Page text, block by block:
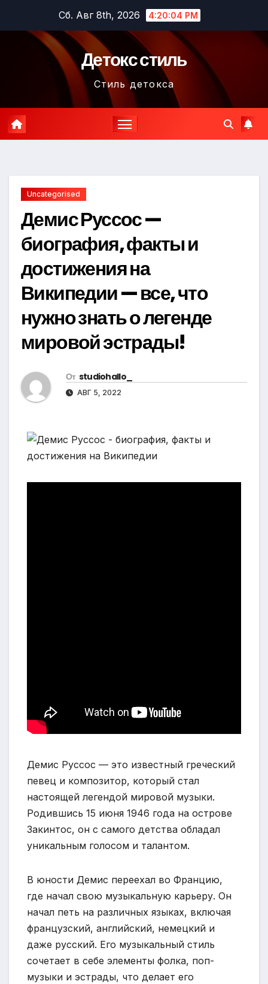
содержимому
Сб. Авг 8th, 2026 4:20:05 PM
Детокс стиль
Стиль детокса
Uncategorised
Демис Руссос —
биография, факты и
достижения на
Википедии — все, что
нужно знать о легенде
мировой эстрады!
От studiohallo_
АВГ 5, 2022
Демис Руссос — это известный греческий
певец и композитор, который стал
настоящей легендой мировой музыки.
Родившись 15 июня 1946 года на острове
Закинтос, он с самого детства обладал
уникальным голосом и талантом.
В юности Демис переехал во Францию,
где начал свою музыкальную карьеру. Он
начал петь на различных языках, включая
французский, английский, немецкий и
даже русский. Его музыкальный стиль
сочетает в себе элементы фолка, поп-
музыки и эстрады, что делает его